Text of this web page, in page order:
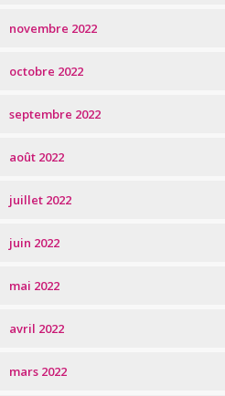
novembre 2022
octobre 2022
septembre 2022
août 2022
juillet 2022
juin 2022
mai 2022
avril 2022
mars 2022